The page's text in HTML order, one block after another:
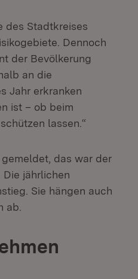
des Stadtkreises
Fenster)Dennoch
der Bevölkerung
an die
Jahr erkranken
ist – ob beim
lassen.“
das war der
jährlichen
Sie hängen auch
ab.